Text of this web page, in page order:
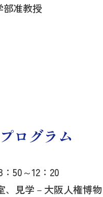
准教授
ログラム
50～12：20
、見学－大阪人権博物